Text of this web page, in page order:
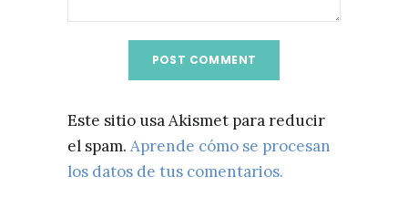
Este sitio usa Akismet para reducir
el spam. Aprende cómo se procesan
los datos de tus comentarios.